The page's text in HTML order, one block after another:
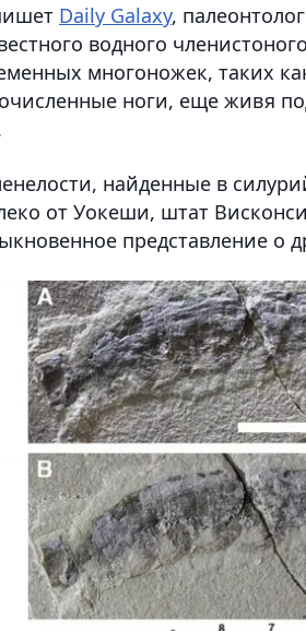
Daily Galaxy,
водного
многоножек, таких
ноги, еще живя
найденные в
от Уокеши, штат
представление о